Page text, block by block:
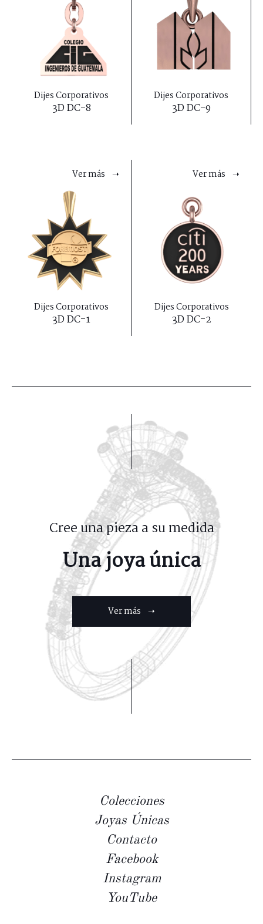
Dijes Corporativos
3D DC-8
Dijes Corporativos
3D DC-9
Ver más ➝
Dijes Corporativos
3D DC-1
Ver más ➝
Dijes Corporativos
3D DC-2
Cree una pieza a su medida
Una joya única
Ver más ➝
Colecciones
Joyas Únicas
Contacto
Facebook
Instagram
YouTube